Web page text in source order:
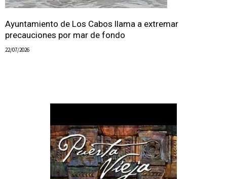
Ayuntamiento de Los Cabos llama a extremar
precauciones por mar de fondo
22/07/2026